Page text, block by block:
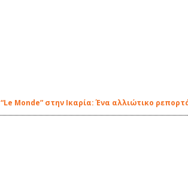
Monde” στην Ικαρία: Ένα αλλιώτικο